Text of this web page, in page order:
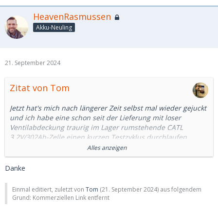
HeavenRasmussen
Akku-Neuling
21. September 2024
Zitat von Tom
Jetzt hat's mich nach längerer Zeit selbst mal wieder gejuckt
und ich habe eine schon seit der Lieferung mit loser
Ventilabdeckung traurig im Lager rumstehende CATL
3,2V/302Ah-Zelle einen kurzen Testzyklus durchlaufen
Alles anzeigen
Danke
Einmal editiert, zuletzt von Tom (21. September 2024) aus folgendem
Grund: Kommerziellen Link entfernt